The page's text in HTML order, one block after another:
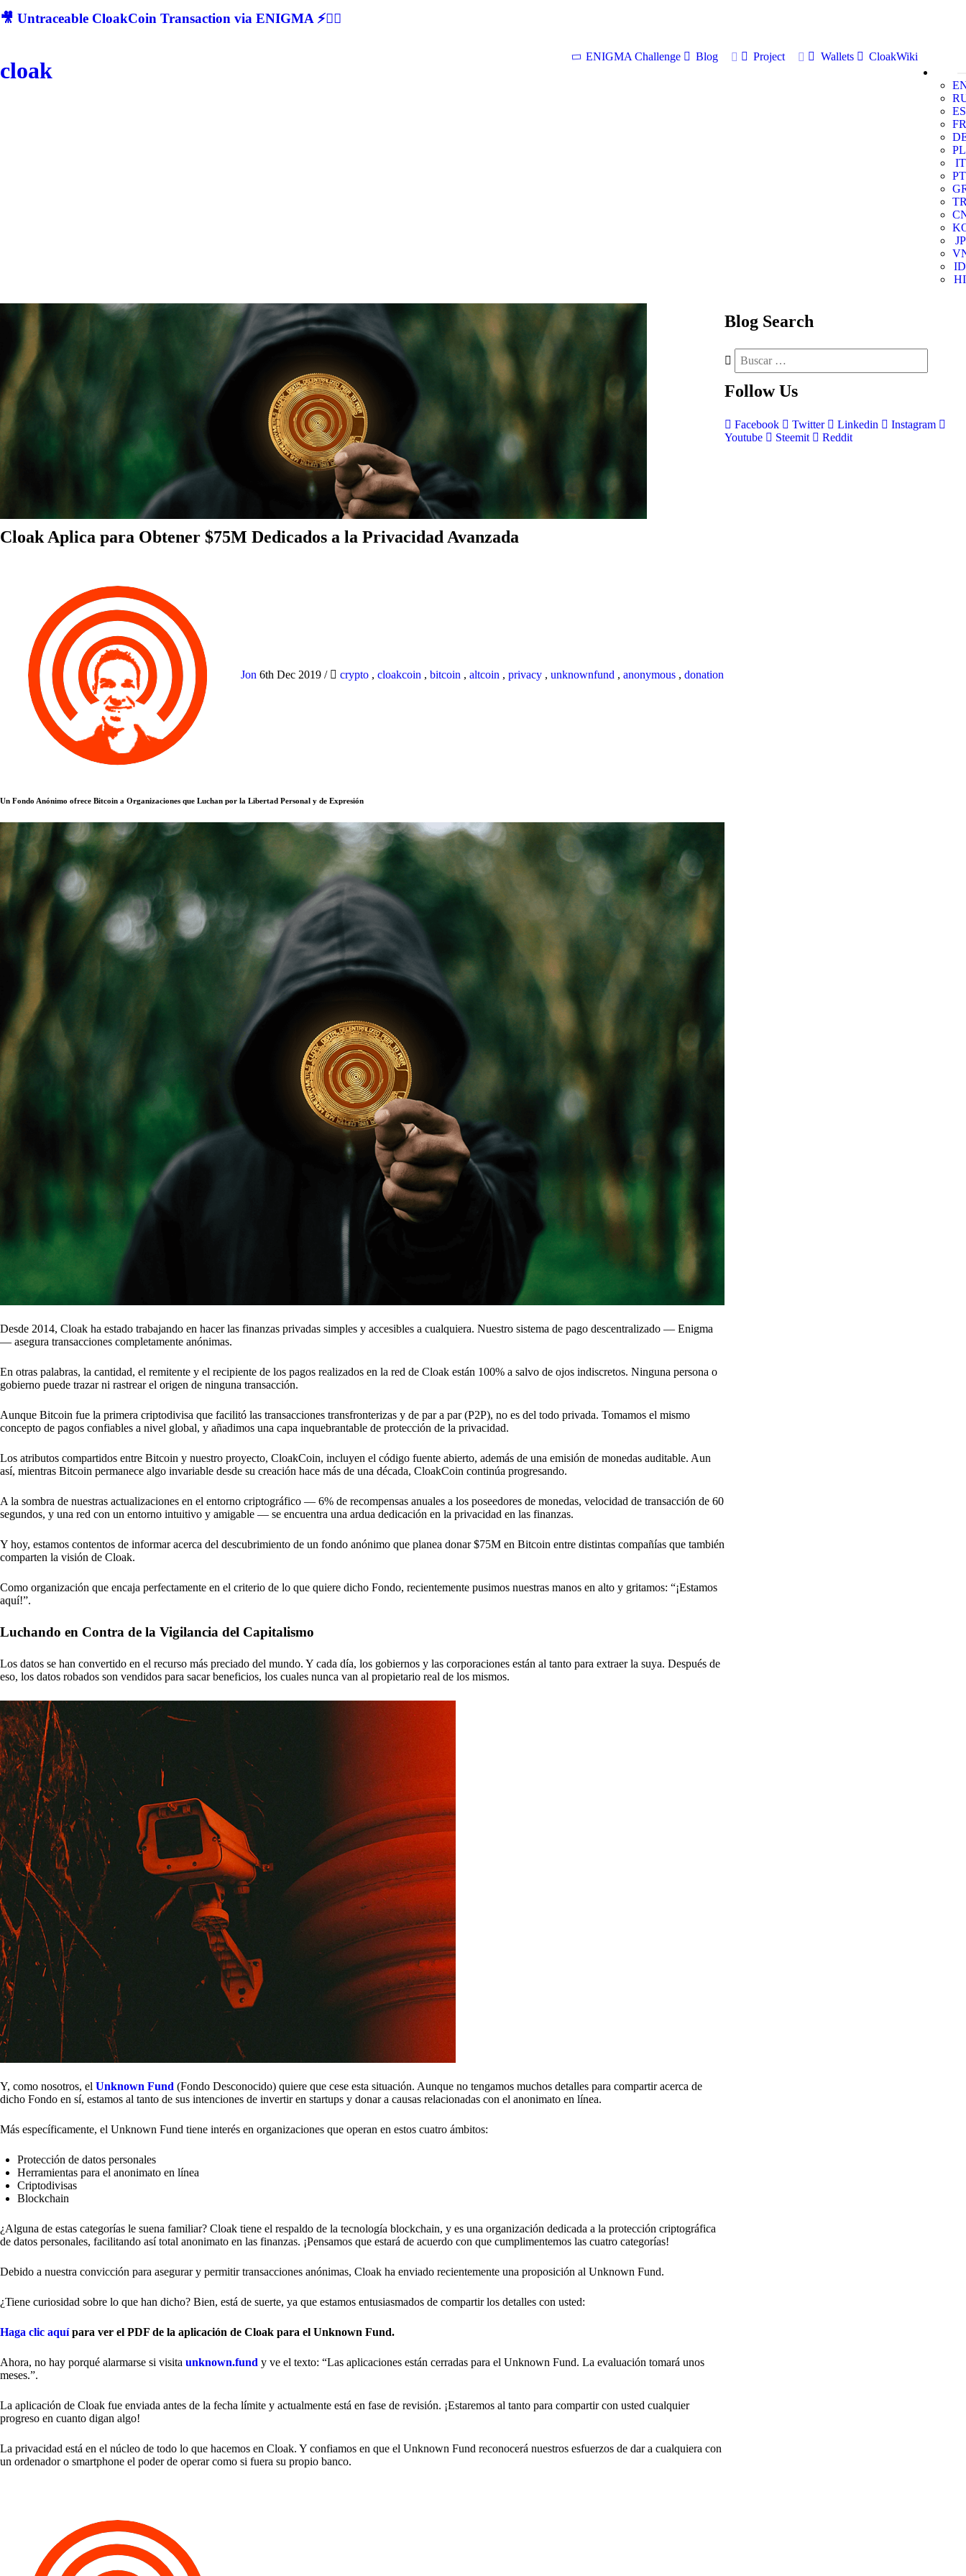
🎥 Untraceable CloakCoin Transaction via ENIGMA ⚡🕵‍♂
cloak
ENIGMA Challenge Blog Project Wallets
CloakWiki
ES
FR
PL
IT
PT
JP
ID
HI
Cloak Aplica para Obtener $75M Dedicados a la Privacidad Avanzada
Jon 6th Dec 2019 / crypto , cloakcoin , bitcoin , altcoin , privacy , unknownfund , anonymous , donation
Un Fondo Anónimo ofrece Bitcoin a Organizaciones que Luchan por la Libertad Personal y de Expresión
Desde 2014, Cloak ha estado trabajando en hacer las finanzas privadas simples y accesibles a cualquiera. Nuestro sistema de pago descentralizado — Enigma
— asegura transacciones completamente anónimas.
En otras palabras, la cantidad, el remitente y el recipiente de los pagos realizados en la red de Cloak están 100% a salvo de ojos indiscretos. Ninguna persona o
gobierno puede trazar ni rastrear el origen de ninguna transacción.
Aunque Bitcoin fue la primera criptodivisa que facilitó las transacciones transfronterizas y de par a par (P2P), no es del todo privada. Tomamos el mismo
concepto de pagos confiables a nivel global, y añadimos una capa inquebrantable de protección de la privacidad.
Los atributos compartidos entre Bitcoin y nuestro proyecto, CloakCoin, incluyen el código fuente abierto, además de una emisión de monedas auditable. Aun
así, mientras Bitcoin permanece algo invariable desde su creación hace más de una década, CloakCoin continúa progresando.
A la sombra de nuestras actualizaciones en el entorno criptográfico — 6% de recompensas anuales a los poseedores de monedas, velocidad de transacción de 60
segundos, y una red con un entorno intuitivo y amigable — se encuentra una ardua dedicación en la privacidad en las finanzas.
Y hoy, estamos contentos de informar acerca del descubrimiento de un fondo anónimo que planea donar $75M en Bitcoin entre distintas compañías que también
comparten la visión de Cloak.
Como organización que encaja perfectamente en el criterio de lo que quiere dicho Fondo, recientemente pusimos nuestras manos en alto y gritamos: “¡Estamos
aquí!”.
Luchando en Contra de la Vigilancia del Capitalismo
Los datos se han convertido en el recurso más preciado del mundo. Y cada día, los gobiernos y las corporaciones están al tanto para extraer la suya. Después de
eso, los datos robados son vendidos para sacar beneficios, los cuales nunca van al propietario real de los mismos.
Y, como nosotros, el Unknown Fund (Fondo Desconocido) quiere que cese esta situación. Aunque no tengamos muchos detalles para compartir acerca de
dicho Fondo en sí, estamos al tanto de sus intenciones de invertir en startups y donar a causas relacionadas con el anonimato en línea.
Más específicamente, el Unknown Fund tiene interés en organizaciones que operan en estos cuatro ámbitos:
Protección de datos personales
Herramientas para el anonimato en línea
Criptodivisas
Blockchain
¿Alguna de estas categorías le suena familiar? Cloak tiene el respaldo de la tecnología blockchain, y es una organización dedicada a la protección criptográfica
de datos personales, facilitando así total anonimato en las finanzas. ¡Pensamos que estará de acuerdo con que cumplimentemos las cuatro categorías!
Debido a nuestra convicción para asegurar y permitir transacciones anónimas, Cloak ha enviado recientemente una proposición al Unknown Fund.
¿Tiene curiosidad sobre lo que han dicho? Bien, está de suerte, ya que estamos entusiasmados de compartir los detalles con usted:
Haga clic aquípara ver el PDF de la aplicación de Cloak para el Unknown Fund.
Ahora, no hay porqué alarmarse si visita unknown.fund y ve el texto: “Las aplicaciones están cerradas para el Unknown Fund. La evaluación tomará unos
meses.”.
La aplicación de Cloak fue enviada antes de la fecha límite y actualmente está en fase de revisión. ¡Estaremos al tanto para compartir con usted cualquier
progreso en cuanto digan algo!
La privacidad está en el núcleo de todo lo que hacemos en Cloak. Y confiamos en que el Unknown Fund reconocerá nuestros esfuerzos de dar a cualquiera con
un ordenador o smartphone el poder de operar como si fuera su propio banco.
Blog Search
Follow Us
Facebook Twitter Linkedin
Instagram
Youtube
Steemit Reddit